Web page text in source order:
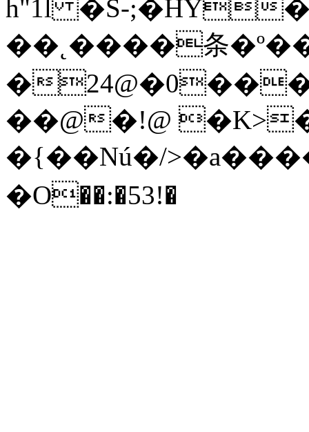
h"1ĺ �Š-;�HY
��˛����条
�
��@�!@
�{��Nú�/>�a��
�O��:�53!�